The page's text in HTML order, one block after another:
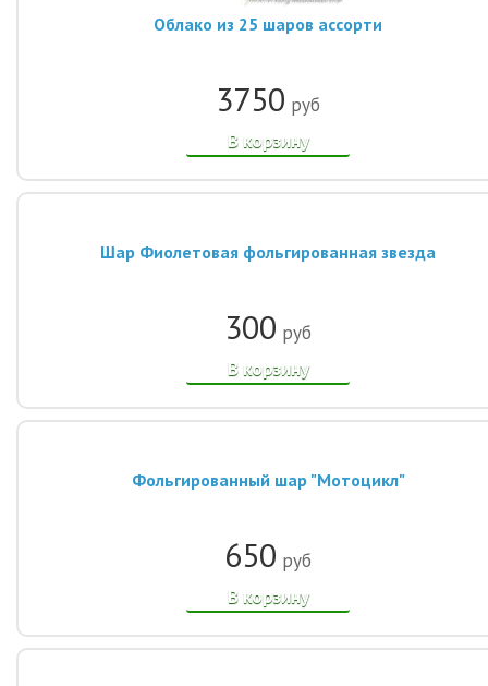
Облако из 25 шаров ассорти
3750 руб
В корзину
Шар Фиолетовая фольгированная звезда
300 руб
В корзину
Фольгированный шар "Мотоцикл"
650 руб
В корзину